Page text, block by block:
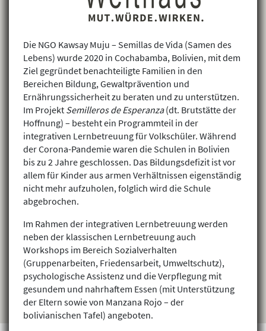
Die NGO Kawsay Muju – Semillas de Vida (Samen des
Lebens) wurde 2020 in Cochabamba, Bolivien, mit dem
Ziel gegründet benachteiligte Familien in den
Bereichen Bildung, Gewaltprävention und
Ernährungssicherheit zu beraten und zu unterstützen.
Im Projekt Semilleros de Esperanza(dt. Brutstätte der
Hoffnung) – besteht ein Programmteil in der
integrativen Lernbetreuung für Volkschüler. Während
der Corona-Pandemie waren die Schulen in Bolivien
bis zu 2 Jahre geschlossen. Das Bildungsdefizit ist vor
allem für Kinder aus armen Verhältnissen eigenständig
nicht mehr aufzuholen, folglich wird die Schule
abgebrochen.
Im Rahmen der integrativen Lernbetreuung werden
neben der klassischen Lernbetreuung auch
Workshops im Bereich Sozialverhalten
(Gruppenarbeiten, Friedensarbeit, Umweltschutz),
psychologische Assistenz und die Verpflegung mit
gesundem und nahrhaftem Essen (mit Unterstützung
der Eltern sowie von Manzana Rojo – der
bolivianischen Tafel) angeboten.